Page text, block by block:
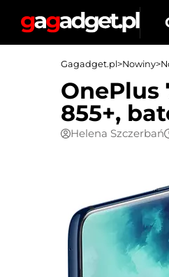
Gagadget.pl>Nowiny>
OnePlus
855+,
Helena Szczerbań